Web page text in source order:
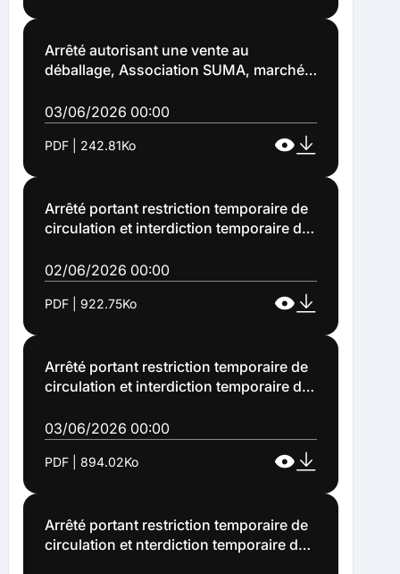
1038)
Arrêté autorisant une vente au
déballage, Association SUMA, marché
de l'Eglise et Place Saint Léonard
(ARRETE 2026 1037)
03/06/2026 00:00
PDF | 242.81Ko
Arrêté portant restriction temporaire de
circulation et interdiction temporaire de
André Delelis à Lens du 5 au 12 juin
2026 (Arrêté n°2026-1023)
02/06/2026 00:00
PDF | 922.75Ko
Arrêté portant restriction temporaire de
circulation et interdiction temporaire de
Chateaubriand à Lens du 4 au 26 juin
2026 (Arrêté n°2026-1035)
03/06/2026 00:00
PDF | 894.02Ko
Arrêté portant restriction temporaire de
circulation et nterdiction temporaire de